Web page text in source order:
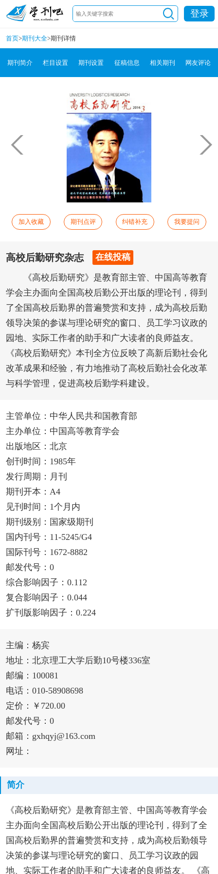
登录
首页>期刊大全>期刊详情
期刊简介 栏目设置 期刊设置 征稿信息 相关期刊 网友评论
加入收藏 期刊点评 纠错补充 我要提问
高校后勤研究杂志 在线投稿
《高校后勤研究》是教育部主管、中国高等教育
学会主办面向全国高校后勤公开出版的理论刊，得到
了全国高校后勤界的普遍赞赏和支持，成为高校后勤
领导决策的参谋与理论研究的窗口、员工学习议政的
园地、实际工作者的助手和广大读者的良师益友。
《高校后勤研究》本刊全方位反映了高新后勤社会化
改革成果和经验，有力地推动了高校后勤社会化改革
与科学管理，促进高校后勤学科建设。
主管单位：中华人民共和国教育部
主办单位：中国高等教育学会
出版地区：北京
创刊时间：1985年
发行周期：月刊
期刊开本：A4
见刊时间：1个月内
期刊级别：国家级期刊
国内刊号：11-5245/G4
国际刊号：1672-8882
邮发代号：0
综合影响因子：0.112
复合影响因子：0.044
扩刊版影响因子：0.224
主编：杨宾
地址：北京理工大学后勤10号楼336室
邮编：100081
电话：010-58908698
定价：￥720.00
邮发代号：0
邮箱：gxhqyj@163.com
网址：
简介
《高校后勤研究》是教育部主管、中国高等教育学会
主办面向全国高校后勤公开出版的理论刊，得到了全
国高校后勤界的普遍赞赏和支持，成为高校后勤领导
决策的参谋与理论研究的窗口、员工学习议政的园
地、实际工作者的助手和广大读者的良师益友。 《高